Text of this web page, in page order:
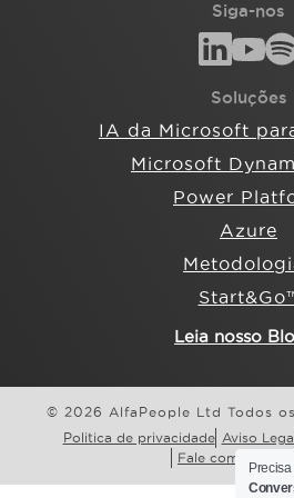
Siga-nos
Soluções
IA da Microsoft
Microsoft
Power
Azure
Leia nosso
© 2026 AlfaPeople Ltd Todos
Politica de privacidade Aviso
Fale com a